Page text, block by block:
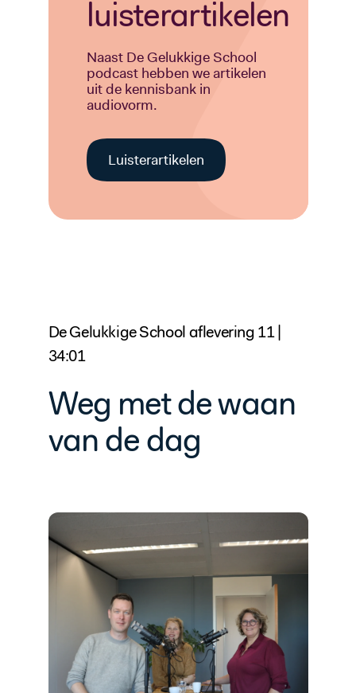
luisterartikelen
Naast De Gelukkige School
podcast hebben we artikelen
uit de kennisbank in
audiovorm.
Luisterartikelen
De Gelukkige School aflevering 11 |
34:01
Weg met de waan
van de dag